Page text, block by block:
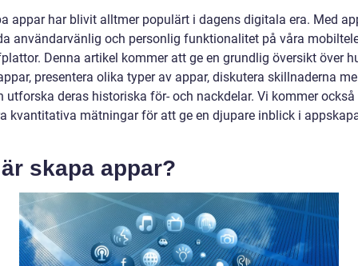
appar har blivit alltmer populärt i dagens digitala era. Med
användarvänlig och personlig funktionalitet på våra
Denna artikel kommer att ge en grundlig översikt över
presentera olika typer av appar, diskutera skillnaderna
utforska deras historiska för- och nackdelar. Vi kommer
kvantitativa mätningar för att ge en djupare inblick i
skapa appar?